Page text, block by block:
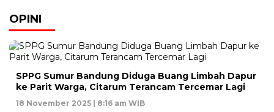
OPINI
SPPG Sumur Bandung Diduga Buang Limbah Dapur
ke Parit Warga, Citarum Terancam Tercemar Lagi
18 November 2025 | 8:16 am WIB